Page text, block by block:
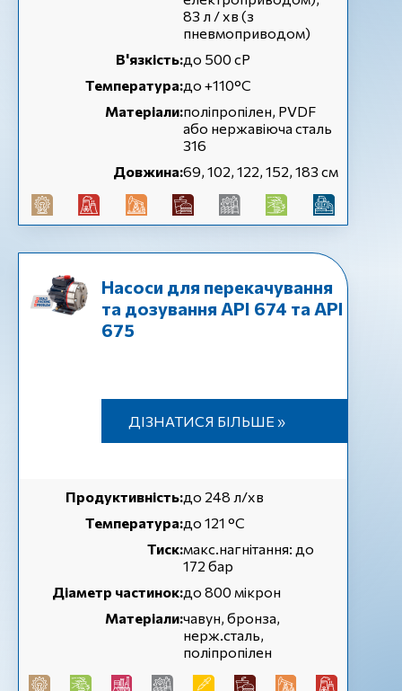
83 л / хв (з
пневмоприводом)
В'язкість:до 500 сР
Температура:до +110°С
Матеріали:поліпропілен, PVDF
або нержавіюча сталь
316
Довжина:69, 102, 122, 152, 183 см
Насоси для перекачування
та дозування API 674 та API
675
ДІЗНАТИСЯ БІЛЬШЕ »
Продуктивність:до 248 л/хв
Температура:до 121 °С
Тиск:макс.нагнітання: до
172 бар
Діаметр частинок:до 800 мікрон
Матеріали:чавун, бронза,
нерж.сталь,
поліпропілен